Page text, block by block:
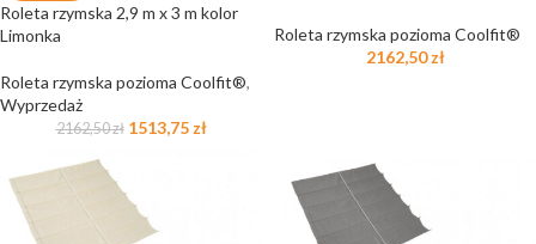
Roleta rzymska 2,9 m x 3 m kolor
Limonka
Roleta rzymska pozioma Coolfit®,
Wyprzedaż
2162,50zł 1513,75 zł
Roleta rzymska pozioma Coolfit®
2162,50zł